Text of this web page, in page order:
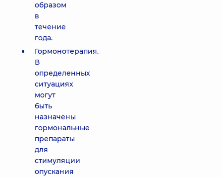
образом
в
течение
года.
Гормонотерапия.
В
определенных
ситуациях
могут
быть
назначены
гормональные
препараты
для
стимуляции
опускания